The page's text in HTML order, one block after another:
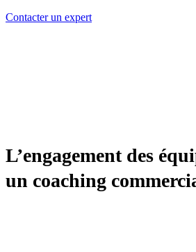
Contacter un expert
L’engagement des
un coaching